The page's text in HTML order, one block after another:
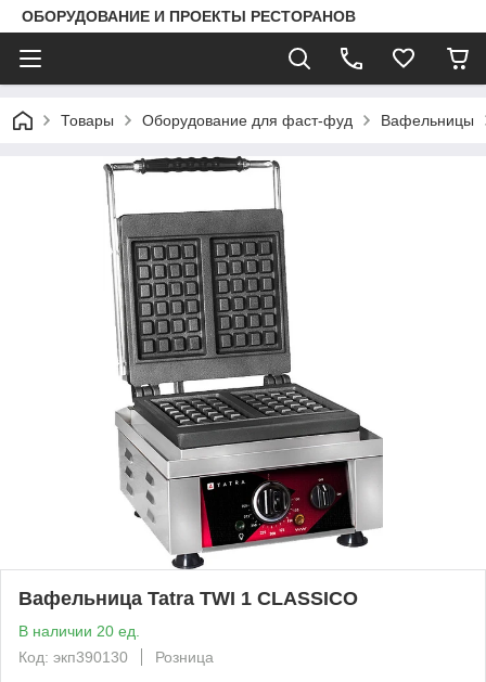
ОБОРУДОВАНИЕ И ПРОЕКТЫ РЕСТОРАНОВ
Товары Оборудование для фаст-фуд Вафельницы
Вафельница Tatra TWI 1 CLASSICO
В наличии 20 ед.
Код: экп390130
Розница